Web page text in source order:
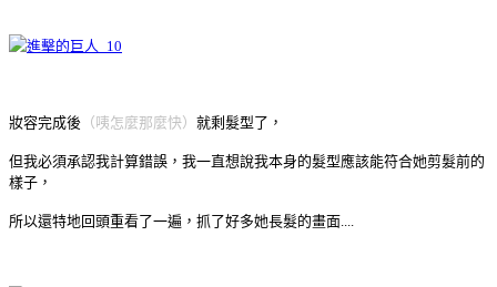
妝容完成後 （咦怎麼那麼快） 就剩髮型了，
但我必須承認我計算錯誤，我一直想說我本身的髮型應該能符合她剪髮前的
樣子，
所以還特地回頭重看了一遍，抓了好多她長髮的畫面....